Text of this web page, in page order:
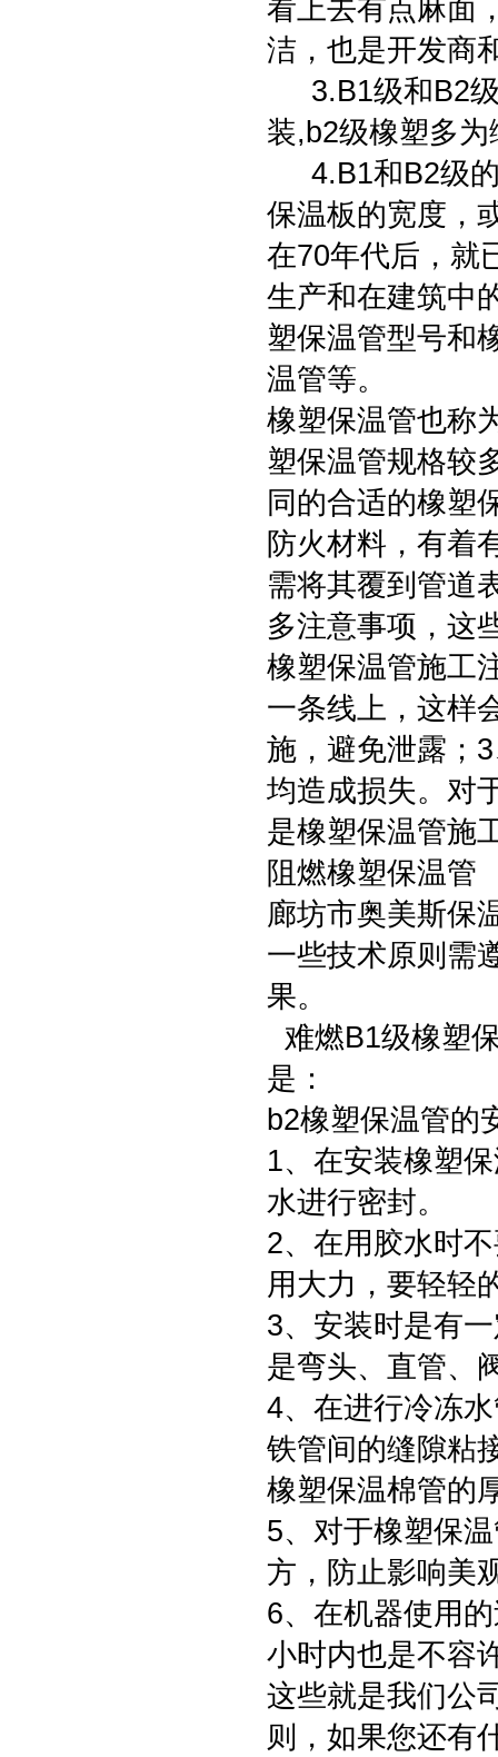
看上去有点麻面
洁，也是开发商
3.B1级和B2级
装,b2级橡塑多
4.B1和B2级的
保温板的宽度，
在70年代后，就
生产和在建筑中
塑保温管型号和
温管等。
橡塑保温管也称
塑保温管规格较
同的合适的橡塑
防火材料，有着
需将其覆到管道
多注意事项，这
橡塑保温管施工
一条线上，这样
施，避免泄露；
均造成损失。对
是橡塑保温管施
阻燃橡塑保温管
廊坊市奥美斯保
一些技术原则需
果。
难燃B1级橡塑
是：
b2橡塑保温管的
1、在安装橡塑
水进行密封。
2、在用胶水时
用大力，要轻轻
3、安装时是有
是弯头、直管、
4、在进行冷冻
铁管间的缝隙粘
橡塑保温棉管的
5、对于橡塑保
方，防止影响美
6、在机器使用
小时内也是不容
这些就是我们公
则，如果您还有